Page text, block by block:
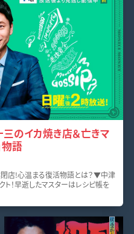
三のイカ焼き店＆亡きマ
物語
店!心温まる復活物語とは？▼中津
！早逝したマスターはレシピ帳を